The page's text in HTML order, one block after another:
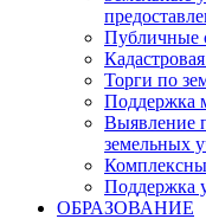
Публичные
Торги по
Поддержка
Выявление
земельных
Поддержка
ОБРАЗОВАНИЕ